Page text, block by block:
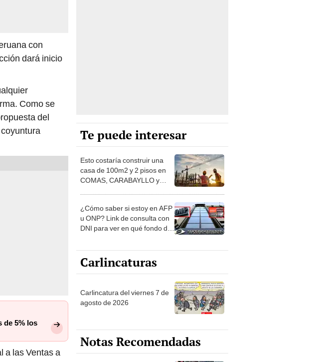
con
dará inicio
Como se
del
de 5% los
a las Ventas a
Te puede interesar
Esto costaría construir una
casa de 100m2 y 2 pisos en
COMAS, CARABAYLLO y
¿Cómo saber si estoy en AFP
u ONP? Link de consulta con
DNI para ver en qué fondo de
Carlincaturas
Carlincatura del viernes 7 de
agosto de 2026
Notas Recomendadas